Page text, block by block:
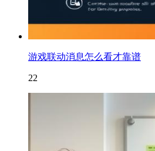
游戏联动消息怎么看才靠谱
22